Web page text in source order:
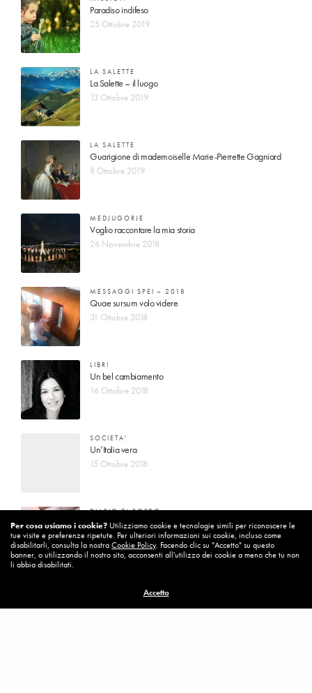
Paradiso indifeso
25 Ottobre 2019
LA SALETTE
La Salette – il luogo
13 Ottobre 2019
LA SALETTE
Guarigione di mademoiselle Marie-Pierrette Gagniard
8 Ottobre 2019
MEDJUGORJE
Voglio raccontare la mia storia
26 Novembre 2018
MESSAGGI SPEI – 2018
Quae sursum volo videre
31 Ottobre 2018
LIBRI
Un bel cambiamento
16 Ottobre 2018
SOCIETA'
Un’Italia vera
15 Ottobre 2018
DIARIO DI BORDO
La vita vince sempre
8 Ottobre 2018
Per cambiare ci vuole coraggio
8 Ottobre 2018
Per cosa usiamo i cookie? Utilizziamo cookie e tecnologie simili per riconoscere le
tue visite e preferenze ripetute. Per ulteriori informazioni sui cookie, incluso come
disabilitarli, consulta la nostraCookie Policy. Facendo clic su "Accetto" su questo
banner, o utilizzando il nostro sito, acconsenti all'utilizzo dei cookie a meno che tu non
li abbia disabilitati.
Accetto